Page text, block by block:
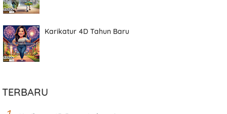
Karikatur 4D Tahun Baru
TERBARU